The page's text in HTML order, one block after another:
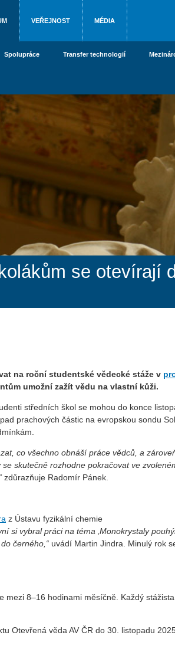
VEŘEJNOST MÉDIA
Spolupráce Transfer technologií
se otevírají
na roční studentské vědecké stáže v
umožní zažít vědu na vlastní kůži.
středních škol se mohou do konce
prachových částic na evropskou sondu
co všechno obnáší práce vědců, a
skutečně rozhodne pokračovat ve
zdůrazňuje Radomír Pánek.
z Ústavu fyzikální chemie
si vybral práci na téma ‚Monokrystaly
černého,“ uvádí Martin Jindra. Minulý rok
8–16 hodinami měsíčně. Každý
Otevřená věda AV ČR do 30. listopadu